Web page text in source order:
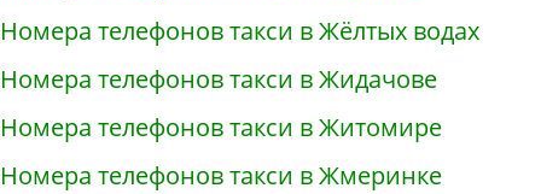
Номера телефонов такси в Жёлтых водах
Номера телефонов такси в Жидачове
Номера телефонов такси в Житомире
Номера телефонов такси в Жмеринке